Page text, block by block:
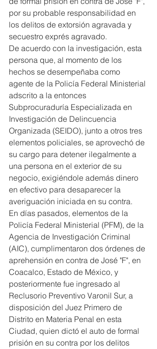
por su probable responsabilidad en
los delitos de extorsión agravada y
secuestro exprés agravado.
De acuerdo con la investigación, esta
persona que, al momento de los
hechos se desempeñaba como
agente de la Policía Federal Ministerial
adscrito a la entonces
Subprocuraduría Especializada en
Investigación de Delincuencia
Organizada (SEIDO), junto a otros tres
elementos policiales, se aprovechó de
su cargo para detener ilegalmente a
una persona en el exterior de su
negocio, exigiéndole además dinero
en efectivo para desaparecer la
averiguación iniciada en su contra.
En días pasados, elementos de la
Policía Federal Ministerial (PFM), de la
Agencia de Investigación Criminal
(AIC), cumplimentaron dos órdenes de
aprehensión en contra de José "F", en
Coacalco, Estado de México, y
posteriormente fue ingresado al
Reclusorio Preventivo Varonil Sur, a
disposición del Juez Primero de
Distrito en Materia Penal en esta
Ciudad, quien dictó el auto de formal
prisión en su contra por los delitos